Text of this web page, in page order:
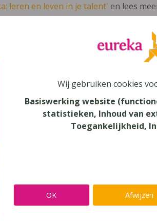
leren en leven in je talent' en lees
Coup de Pouce 5
Frans
Secundair Onderwijs, Secundair
Uitgeverij
Wij gebruiken cookies
Basiswerking website
statistieken, Inhoud van
Toegankelijkheid,
OK Afwijzen